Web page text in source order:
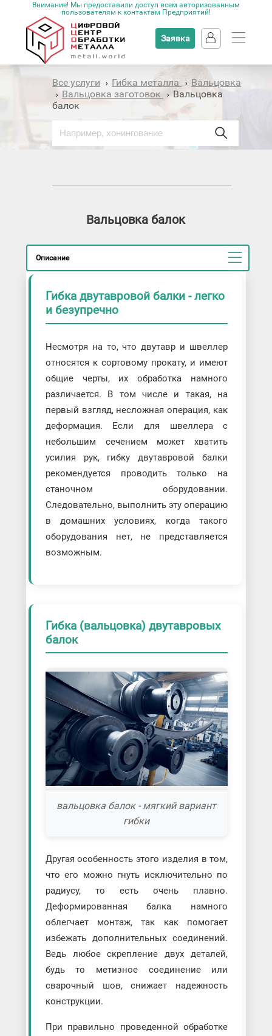
Внимание! Мы предоставили доступ всем авторизованным
пользователям к контактам Предприятий!
Заявка
Все услуги › Гибка металла › Вальцовка
› Вальцовка заготовок › Вальцовка
балок
Вальцовка балок
Описание
Гибка двутавровой балки - легко
и безупречно
Несмотря на то, что двутавр и швеллер
относятся к сортовому прокату, и имеют
общие черты, их обработка намного
различается. В том числе и такая, на
первый взгляд, несложная операция, как
деформация. Если для швеллера с
небольшим сечением может хватить
усилия рук, гибку двутавровой балки
рекомендуется проводить только на
станочном оборудовании.
Следовательно, выполнить эту операцию
в домашних условиях, когда такого
оборудования нет, не представляется
возможным.
Гибка (вальцовка) двутавровых
балок
вальцовка балок - мягкий вариант
гибки
Другая особенность этого изделия в том,
что его можно гнуть исключительно по
радиусу, то есть очень плавно.
Деформированная балка намного
облегчает монтаж, так как помогает
избежать дополнительных соединений.
Ведь любое скрепление двух деталей,
будь то метизное соединение или
сварочный шов, снижает надежность
конструкции.
При правильно проведенной обработке